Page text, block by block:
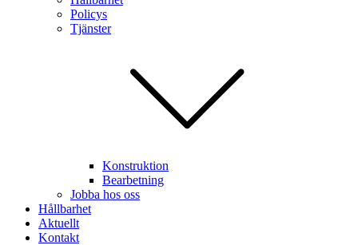
Policys
Tjänster
Konstruktion
Bearbetning
Jobba hos oss
Hållbarhet
Aktuellt
Kontakt